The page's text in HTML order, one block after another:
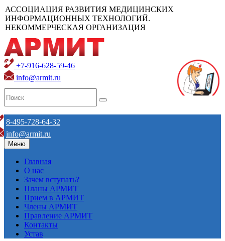
АССОЦИАЦИЯ РАЗВИТИЯ МЕДИЦИНСКИХ
ИНФОРМАЦИОННЫХ ТЕХНОЛОГИЙ.
НЕКОММЕРЧЕСКАЯ ОРГАНИЗАЦИЯ
+7-916-628-59-46
info@armit.ru
8-495-728-64-32
info@armit.ru
Меню
Главная
О нас
Зачем вступать?
Планы АРМИТ
Прием в АРМИТ
Члены АРМИТ
Правление АРМИТ
Контакты
Устав